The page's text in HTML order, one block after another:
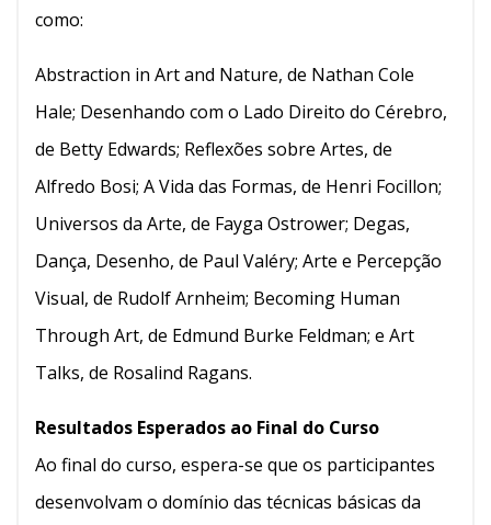
como:
Abstraction in Art and Nature, de Nathan Cole
Hale; Desenhando com o Lado Direito do Cérebro,
de Betty Edwards; Reflexões sobre Artes, de
Alfredo Bosi; A Vida das Formas, de Henri Focillon;
Universos da Arte, de Fayga Ostrower; Degas,
Dança, Desenho, de Paul Valéry; Arte e Percepção
Visual, de Rudolf Arnheim; Becoming Human
Through Art, de Edmund Burke Feldman; e Art
Talks, de Rosalind Ragans.
Resultados Esperados ao Final do Curso
Ao final do curso, espera-se que os participantes
desenvolvam o domínio das técnicas básicas da